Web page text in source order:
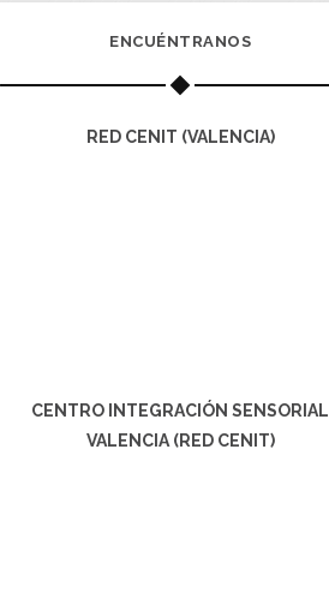
ENCUÉNTRANOS
RED CENIT (VALENCIA)
CENTRO INTEGRACIÓN SENSORIAL
VALENCIA (RED CENIT)